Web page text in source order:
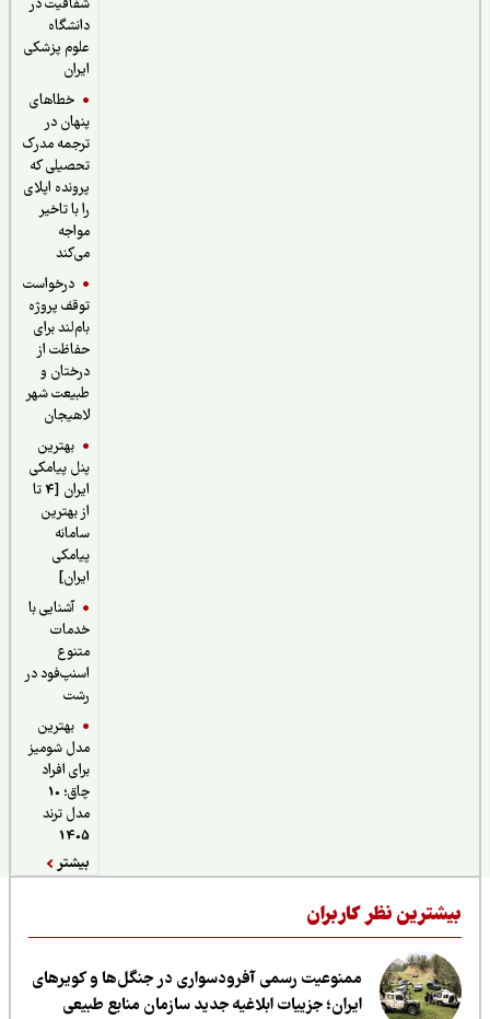
شفافیت در
دانشگاه
علوم پزشکی
خطاهای
پنهان در
ترجمه مدرک
تحصیلی که
پرونده اپلای
را با تاخیر
درخواست
توقف پروژه
بام‌لند برای
حفاظت از
درختان و
طبیعت شهر
لاهیجان
بهترین
پنل پیامکی
ایران [4 تا
از بهترین
سامانه
پیامکی
آشنایی با
خدمات
اسنپ‌فود در
بهترین
مدل شومیز
برای افراد
چاق؛ 10
مدل ترند
نظر کاربران
ممنوعیت رسمی آفرودسواری در جنگل‌ها و کویرهای
ایران؛ جزییات ابلاغیه جدید سازمان منابع طبیعی